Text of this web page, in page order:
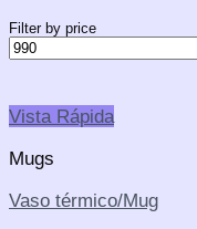
Filter by price
Vista Rápida
Mugs
Vaso térmico/Mug